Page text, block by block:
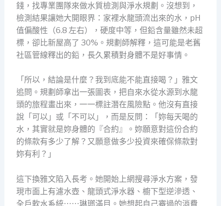
錢，找專業團隊來做水質檢測與淨水規劃。沒想到，
檢測結果讓她大開眼界：家裡水龍頭流出來的水，pH
值偏酸性（6.8 左右），硬度中等，但鉛含量雖然未超
標，卻比新屋高了 30%。規劃師解釋，這可能是老舊
社區管線釋出的鉛，長久累積對身體不是好事情。
「所以，結論是什麼？我到底能不能直接喝？」雅文
追問。規劃師拿出一張圖表，把自來水從水源到水龍
頭的旅程畫出來，一一標註潛在風險點。他沒有直接
說「可以」或「不可以」，而是反問：「妳每天喝的
水，其實就是妳身體的『合約』。妳願意對這份合約
的條款有多少了解？又願意做多少投資來確保條款對
妳有利？」
這下換雅文陷入長考。她開始上網搜尋淨水方案，發
現市面上有濾水壺、龍頭式淨水器、櫥下型逆滲透、
全戶軟水系統⋯⋯琳瑯滿目。她想起自己審過的消費